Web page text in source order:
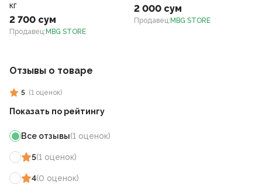
кг
2 700 сум
Продавец: MBG STORE
2 000 сум
Продавец: MBG STORE
Отзывы о товаре
5 (1 оценок)
Показать по рейтингу
Все отзывы(1 оценок)
5(1 оценок)
4(0 оценок)